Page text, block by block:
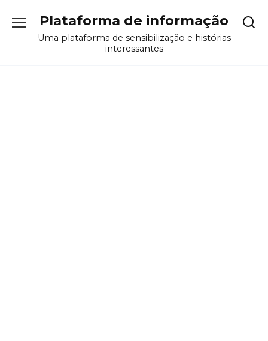
содержанию
Plataforma de informação
Uma plataforma de sensibilização e histórias
interessantes